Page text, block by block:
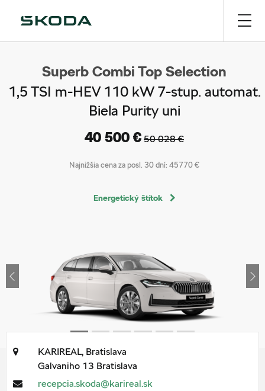
Superb Combi Top Selection
1,5 TSI m-HEV 110 kW 7-stup. automat.
Biela Purity uni
40 500 € 50 028 €
Najnižšia cena za posl. 30 dní: 45770 €
Energetický štítok
Previous
KARIREAL, Bratislava
Galvaniho 13 Bratislava
recepcia.skoda@karireal.sk